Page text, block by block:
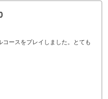
コースをプレイしました。とても
れしかった！
良い一日でした。最高のラウン